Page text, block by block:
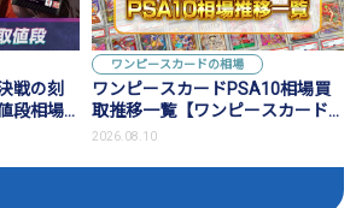
戦の刻
段相場
ワンピースカードの相場
ワンピースカードPSA10相場買
取推移一覧【ワンピースカード
の最新相場】
2026.08.10